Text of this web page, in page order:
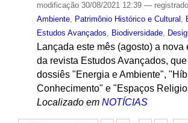
modificação30/08/2021 12:39 —
Ambiente, Patrimônio Histórico e Cultural ,
Estudos Avançados, Biodiversidade,
Lançada este mês (agosto) a nova
da revista Estudos Avançados,
dossiês "Energia e Ambiente",
Conhecimento" e "Espaços
Localizado em NOTÍCIAS